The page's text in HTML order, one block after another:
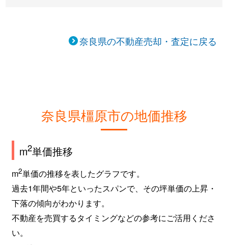
奈良県の不動産売却・査定に戻る
奈良県橿原市の地価推移
m2単価推移
m2単価の推移を表したグラフです。
過去1年間や5年といったスパンで、その坪単価の上昇・
下落の傾向がわかります。
不動産を売買するタイミングなどの参考にご活用くださ
い。